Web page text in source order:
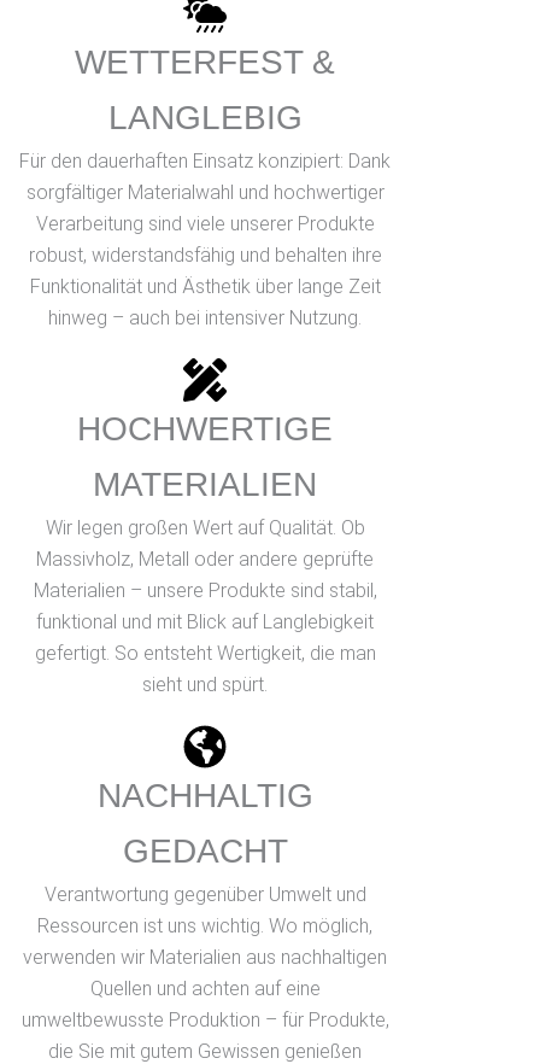
WETTERFEST &
LANGLEBIG
Für den dauerhaften Einsatz konzipiert: Dank
sorgfältiger Materialwahl und hochwertiger
Verarbeitung sind viele unserer Produkte
robust, widerstandsfähig und behalten ihre
Funktionalität und Ästhetik über lange Zeit
hinweg – auch bei intensiver Nutzung.
HOCHWERTIGE
MATERIALIEN
Wir legen großen Wert auf Qualität. Ob
Massivholz, Metall oder andere geprüfte
Materialien – unsere Produkte sind stabil,
funktional und mit Blick auf Langlebigkeit
gefertigt. So entsteht Wertigkeit, die man
sieht und spürt.
NACHHALTIG
GEDACHT
Verantwortung gegenüber Umwelt und
Ressourcen ist uns wichtig. Wo möglich,
verwenden wir Materialien aus nachhaltigen
Quellen und achten auf eine
umweltbewusste Produktion – für Produkte,
die Sie mit gutem Gewissen genießen